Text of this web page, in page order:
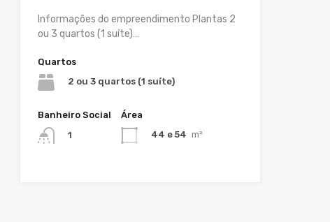
Informações do empreendimento Plantas 2
ou 3 quartos (1 suíte)…
Quartos
2 ou 3 quartos (1 suíte)
Banheiro Social
1
Área
44 e 54 m²